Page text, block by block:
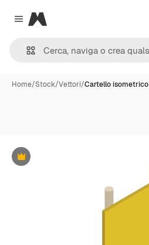
Close menu
Magnific
Home/Stock/Vettori/Cartello isometrico
Premium